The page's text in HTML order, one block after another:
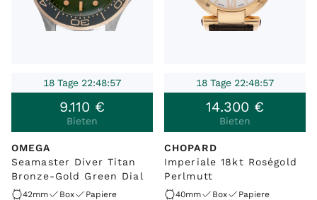
18 Tage 22:48:57
9.110 €
Bieten
OMEGA
Seamaster Diver Titan
Bronze-Gold Green Dial
42mm Box
Papiere
18 Tage 22:48:57
14.300 €
Bieten
CHOPARD
Imperiale 18kt Roségold
Perlmutt
40mm Box
Papiere